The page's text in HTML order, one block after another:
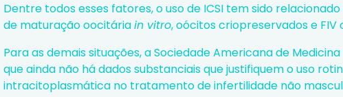
Dentre todos esses fatores, o uso de ICSI tem sido
de maturação oocitáriain vitro, oócitos criopreservados e FIV
Para as demais situações, a Sociedade Americana de
que ainda não há dados substanciais que justifiquem ouso
intracitoplasmáticano tratamento de infertilidade não